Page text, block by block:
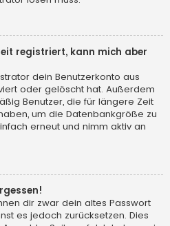
registriert, kann mich aber
dein Benutzerkonto aus
oder gelöscht hat. Außerdem
Benutzer, die für längere Zeit
um die Datenbankgröße zu
erneut und nimm aktiv an
dir zwar dein altes Passwort
es jedoch zurücksetzen. Dies